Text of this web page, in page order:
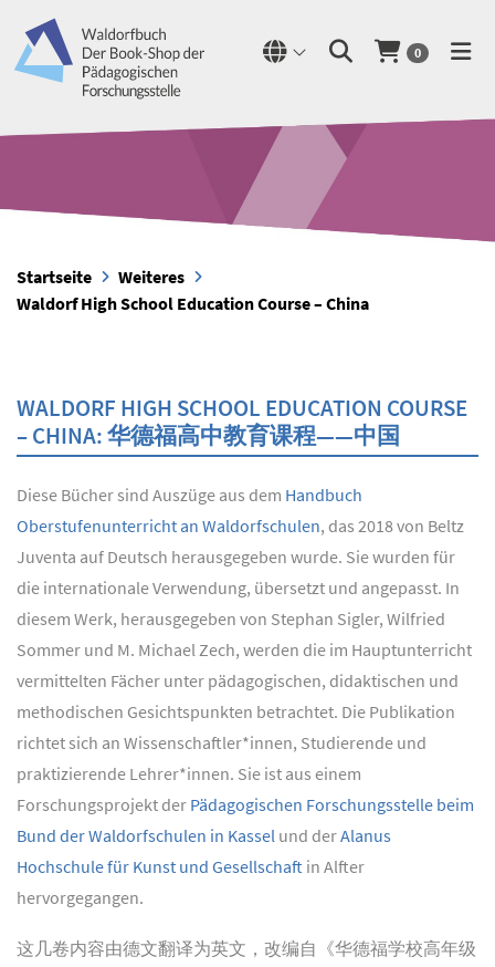
0
Startseite
Weiteres
Waldorf High School Education Course – China
WALDORF HIGH SCHOOL EDUCATION COURSE
– CHINA: 华德福高中教育课程——中国
Diese Bücher sind Auszüge aus dem Handbuch
Oberstufenunterricht an Waldorfschulen, das 2018 von Beltz
Juventa auf Deutsch herausgegeben wurde. Sie wurden für
die internationale Verwendung, übersetzt und angepasst. In
diesem Werk, herausgegeben von Stephan Sigler, Wilfried
Sommer und M. Michael Zech, werden die im Hauptunterricht
vermittelten Fächer unter pädagogischen, didaktischen und
methodischen Gesichtspunkten betrachtet. Die Publikation
richtet sich an Wissenschaftler*innen, Studierende und
praktizierende Lehrer*innen. Sie ist aus einem
Forschungsprojekt der Pädagogischen Forschungsstelle beim
Bund der Waldorfschulen in Kassel und derAlanus
Hochschule für Kunst und Gesellschaft in Alfter
hervorgegangen.
这几卷内容由德文翻译为英文，改编自《华德福学校高年级